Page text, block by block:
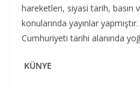
hareketleri, siyasi tarih, basın
konularında yayınlar
Cumhuriyeti tarihi alanında
KÜNYE